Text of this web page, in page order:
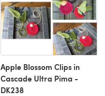
Apple Blossom Clips in
Cascade Ultra Pima -
DK238